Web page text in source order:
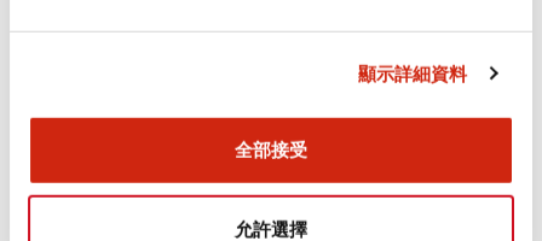
顯示詳細資料
全部接受
允許選擇